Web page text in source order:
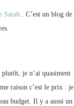
Sarah . C’est un blog de
je n’ai quasiment
raison c’est le prix : je
budget. Il y a aussi un